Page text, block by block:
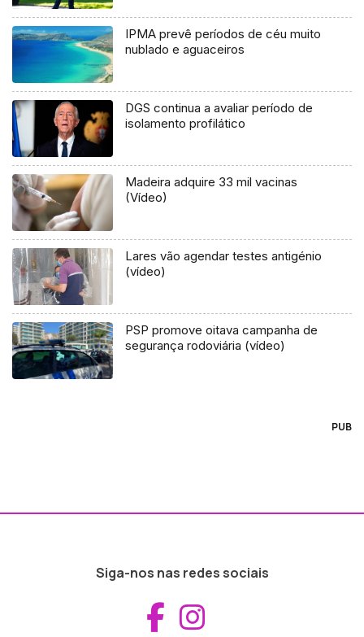
IPMA prevê períodos de céu muito
nublado e aguaceiros
DGS continua a avaliar período de
isolamento profilático
Madeira adquire 33 mil vacinas
(Vídeo)
Lares vão agendar testes antigénio
(vídeo)
PSP promove oitava campanha de
segurança rodoviária (vídeo)
PUB
Siga-nos nas redes sociais
Aceder ao